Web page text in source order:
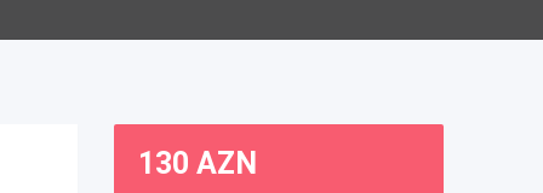
130 AZN